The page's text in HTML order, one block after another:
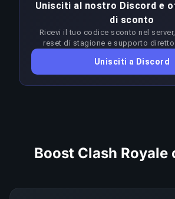
Arena–Arena richiede un'abilità
al rank target. I booster adattano
ogni patch per restare in
qualsiasi calo di rendimento
scattare una riassegnazione
Unisciti al nostro Discord e
di sconto
Ricevi il tuo codice sconto nel
reset di stagione e supporto
Unisciti a Discord
Boost Clash Royale